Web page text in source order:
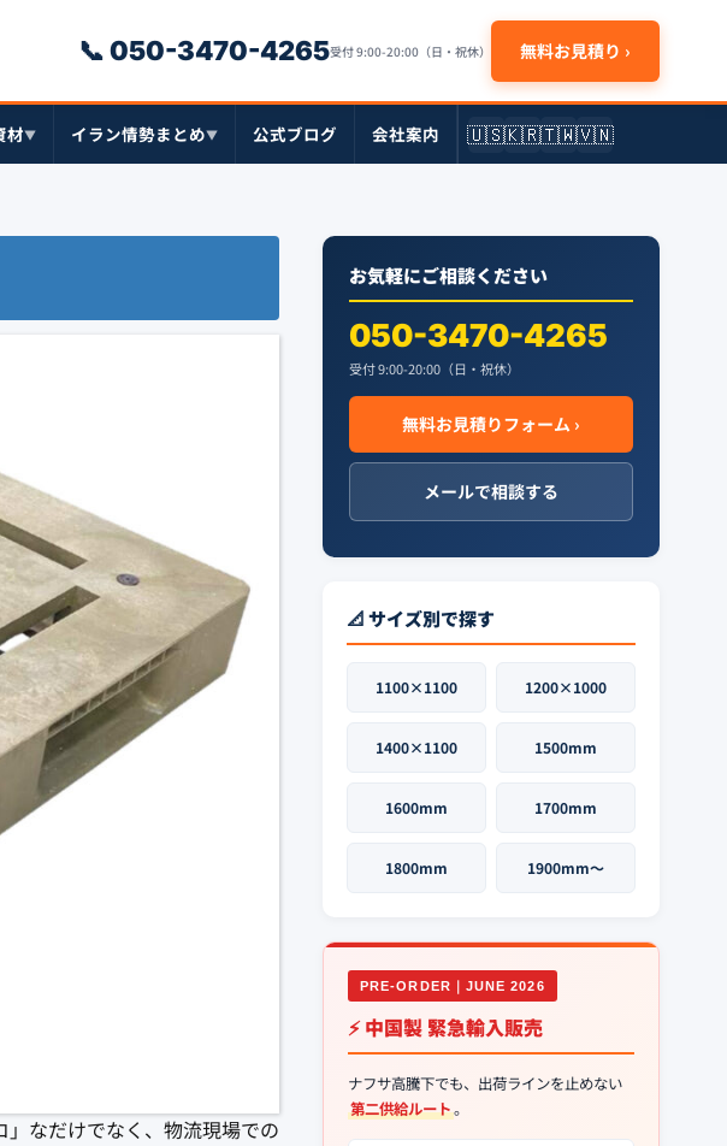
📞 050-3470-4265受付 9:00-20:00（日・祝休） 無料お見積り ›
材▼ イラン情勢まとめ▼ 公式ブログ 会社案内 🇺🇸🇰🇷🇹🇼🇻🇳
」なだけでなく、物流現場での
お気軽にご相談ください
050-3470-4265
受付 9:00-20:00（日・祝休）
無料お見積りフォーム ›
メールで相談する
📐 サイズ別で探す
1100×1100 1200×1000
1400×1100 1500mm
1600mm 1700mm
1800mm 1900mm〜
PRE-ORDER｜JUNE 2026
⚡ 中国製 緊急輸入販売
ナフサ高騰下でも、出荷ラインを止めない
第二供給ルート。